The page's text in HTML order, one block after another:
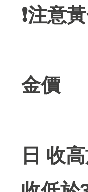
❗️注意
金價
日 收